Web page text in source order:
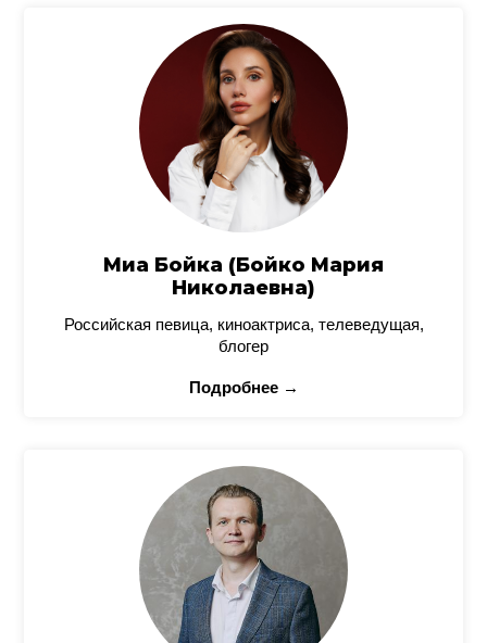
Миа Бойка (Бойко Мария
Николаевна)
Российская певица, киноактриса, телеведущая,
блогер
Подробнее →